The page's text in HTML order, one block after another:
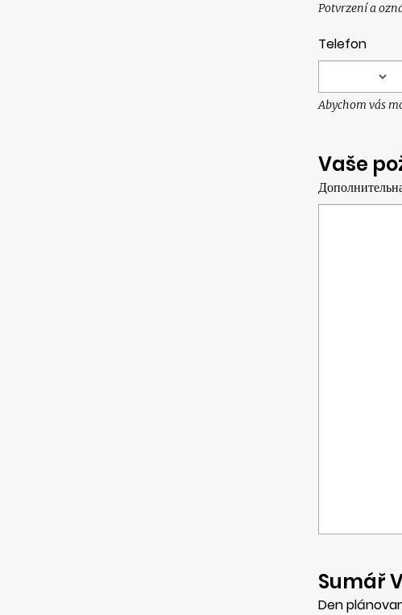
Potvrzení a
Telefon
Abychom vás
Vaše
Sumář
Den